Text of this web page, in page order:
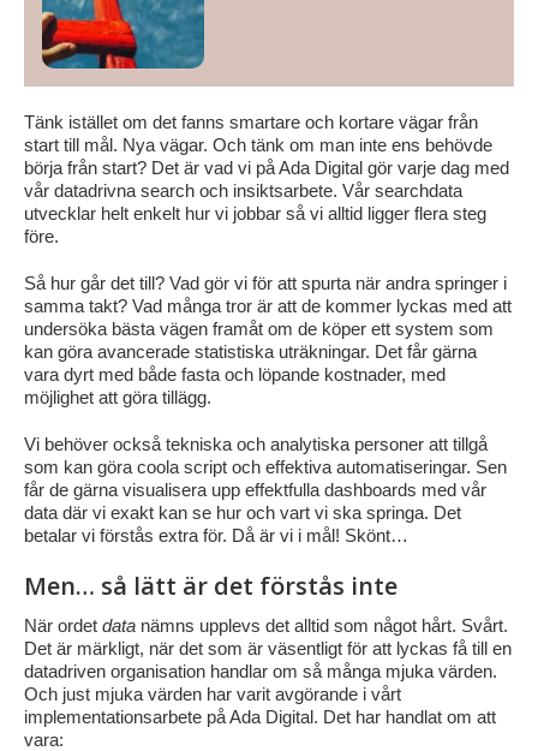
Tänk istället om det fanns smartare och kortare vägar från
start till mål. Nya vägar. Och tänk om man inte ens behövde
börja från start? Det är vad vi på Ada Digital gör varje dag med
vår datadrivna search och insiktsarbete. Vår searchdata
utvecklar helt enkelt hur vi jobbar så vi alltid ligger flera steg
före.
Så hur går det till? Vad gör vi för att spurta när andra springer i
samma takt? Vad många tror är att de kommer lyckas med att
undersöka bästa vägen framåt om de köper ett system som
kan göra avancerade statistiska uträkningar. Det får gärna
vara dyrt med både fasta och löpande kostnader, med
möjlighet att göra tillägg.
Vi behöver också tekniska och analytiska personer att tillgå
som kan göra coola script och effektiva automatiseringar. Sen
får de gärna visualisera upp effektfulla dashboards med vår
data där vi exakt kan se hur och vart vi ska springa. Det
betalar vi förstås extra för. Då är vi i mål! Skönt…
Men… så lätt är det förstås inte
När ordet data nämns upplevs det alltid som något hårt. Svårt.
Det är märkligt, när det som är väsentligt för att lyckas få till en
datadriven organisation handlar om så många mjuka värden.
Och just mjuka värden har varit avgörande i vårt
implementationsarbete på Ada Digital. Det har handlat om att
vara: